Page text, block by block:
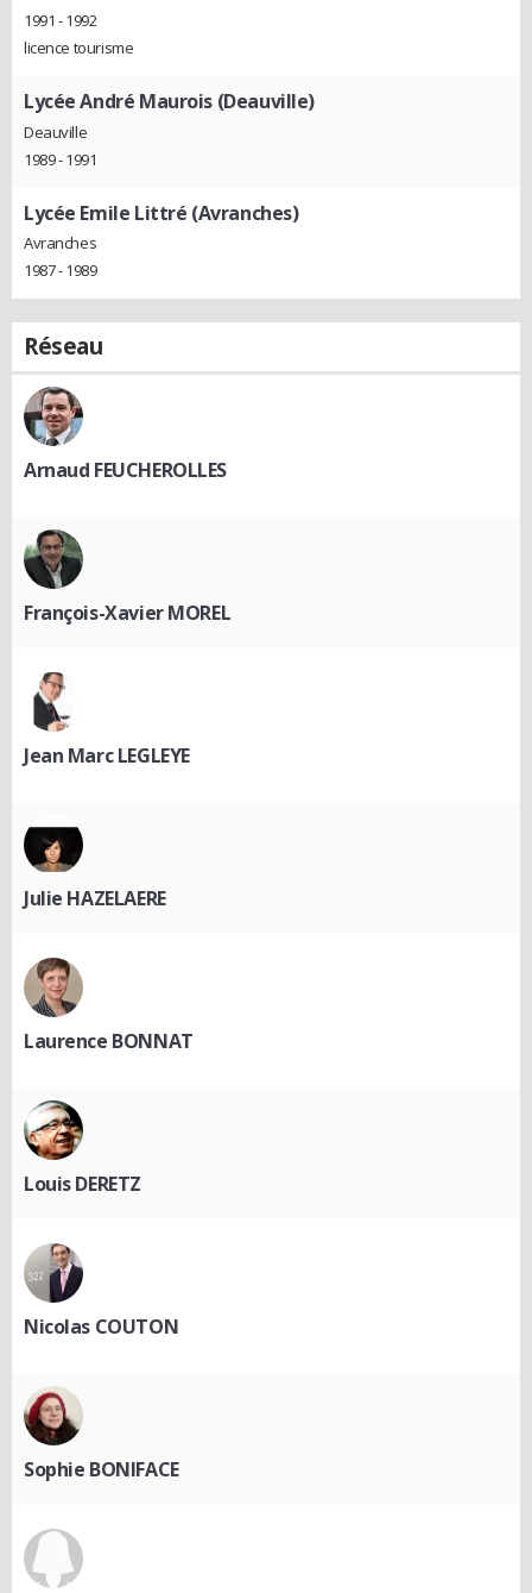
1991 - 1992
licence tourisme
Lycée André Maurois (Deauville)
Deauville
1989 - 1991
Lycée Emile Littré (Avranches)
Avranches
1987 - 1989
Réseau
Arnaud FEUCHEROLLES
François-Xavier MOREL
Jean Marc LEGLEYE
Julie HAZELAERE
Laurence BONNAT
Louis DERETZ
Nicolas COUTON
Sophie BONIFACE